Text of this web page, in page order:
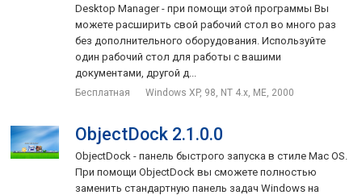
Desktop Manager - при помощи этой программы Вы
можете расширить свой рабочий стол во много раз
без дополнительного оборудования. Используйте
один рабочий стол для работы с вашими
документами, другой д...
Бесплатная Windows XP, 98, NT 4.x, ME, 2000
ObjectDock 2.1.0.0
ObjectDock - панель быстрого запуска в стиле Mac OS.
При помощи ObjectDock вы сможете полностью
заменить стандартную панель задач Windows на